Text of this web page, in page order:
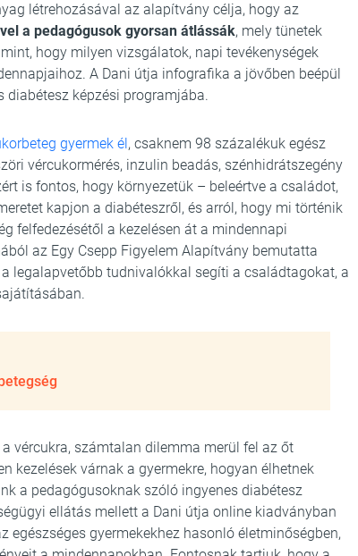
létrehozásával az alapítvány célja, hogy az
a pedagógusok gyorsan átlássák, mely tünetek
hogy milyen vizsgálatok, napi tevékenységek
A Dani útja infografika a jövőben beépül
képzési programjába.
gyermek él, csaknem 98 százalékuk egész
vércukormérés, inzulin beadás, szénhidrátszegény
is fontos, hogy környezetük – beleértve a családot,
kapjon a diabéteszről, és arról, hogy mi történik
felfedezésétől a kezelésen át a mindennapi
az Egy Csepp Figyelem Alapítvány bemutatta
legalapvetőbb tudnivalókkal segíti a családtagokat, a
vércukra, számtalan dilemma merül fel az őt
kezelések várnak a gyermekre, hogyan élhetnek
a pedagógusoknak szóló ingyenes diabétesz
ellátás mellett a Dani útja online kiadványban
gyermekekhez hasonló életminőségben,